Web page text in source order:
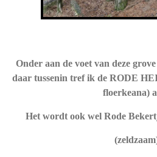
Onder aan de voet van deze
daar tussenin tref ik de RODE
floerkeana)
Het wordt ook wel Rode